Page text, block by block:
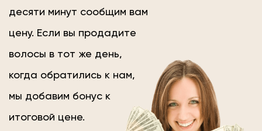
десяти минут сообщим вам
цену. Если вы продадите
волосы в тот же день,
когда обратились к нам,
мы добавим бонус к
итоговой цене.